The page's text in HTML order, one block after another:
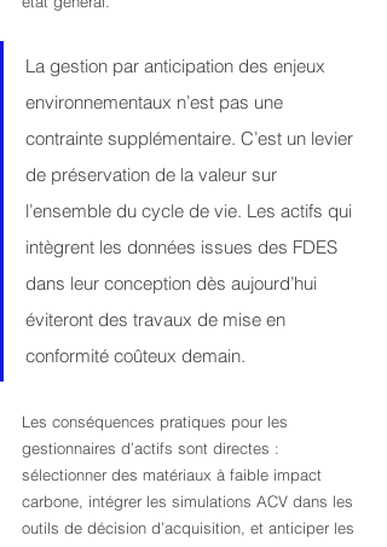
La gestion par anticipation des enjeux
environnementaux n’est pas une
contrainte supplémentaire. C’est un levier
de préservation de la valeur sur
l’ensemble du cycle de vie. Les actifs qui
intègrent les données issues des FDES
dans leur conception dès aujourd’hui
éviteront des travaux de mise en
conformité coûteux demain.
Les conséquences pratiques pour les
gestionnaires d’actifs sont directes :
sélectionner des matériaux à faible impact
carbone, intégrer les simulations ACV dans les
outils de décision d’acquisition, et anticiper les